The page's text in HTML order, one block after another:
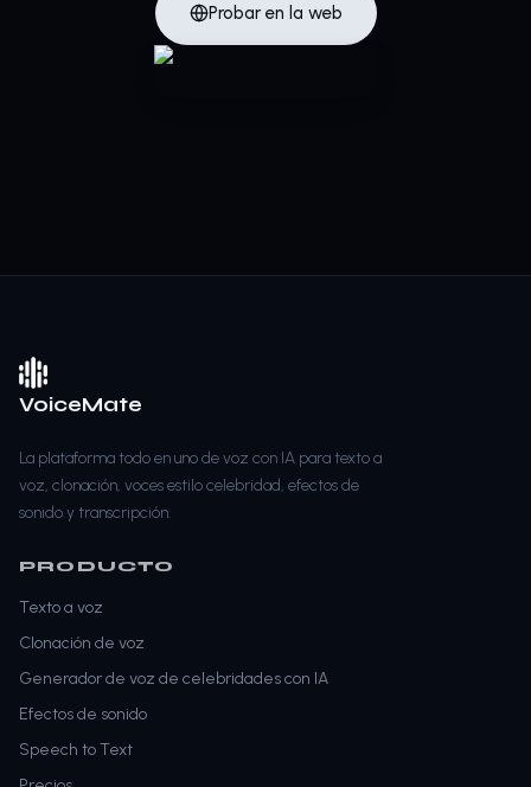
Probar en la web
VoiceMate
La plataforma todo en uno de voz con IA para texto a
voz, clonación, voces estilo celebridad, efectos de
sonido y transcripción.
PRODUCTO
Texto a voz
Clonación de voz
Generador de voz de celebridades con IA
Efectos de sonido
Speech to Text